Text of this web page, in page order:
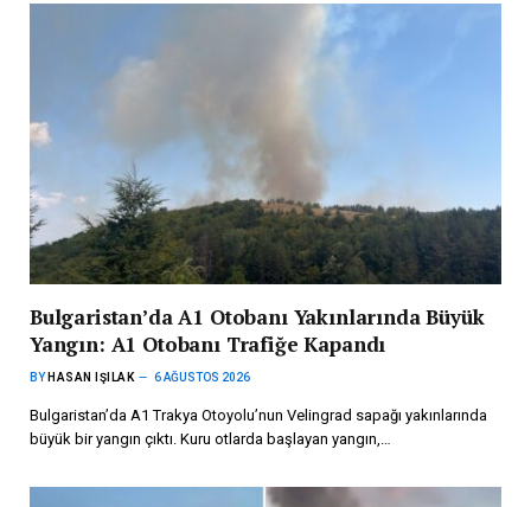
Bulgaristan’da A1 Otobanı Yakınlarında Büyük
Yangın: A1 Otobanı Trafiğe Kapandı
BY HASAN IŞILAK 6 AĞUSTOS 2026
Bulgaristan’da A1 Trakya Otoyolu’nun Velingrad sapağı yakınlarında
büyük bir yangın çıktı. Kuru otlarda başlayan yangın,…